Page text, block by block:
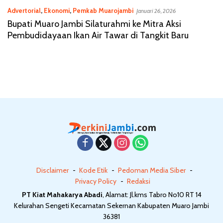
Advertorial, Ekonomi, Pemkab Muarojambi Januari 26, 2026
Bupati Muaro Jambi Silaturahmi ke Mitra Aksi
Pembudidayaan Ikan Air Tawar di Tangkit Baru
Disclaimer Kode Etik
Pedoman Media Siber
Privacy Policy
Redaksi
PT Kiat Mahakarya Abadi, Alamat: Jl.kms Tabro No10 RT 14
Kelurahan Sengeti Kecamatan Sekernan Kabupaten Muaro Jambi
36381